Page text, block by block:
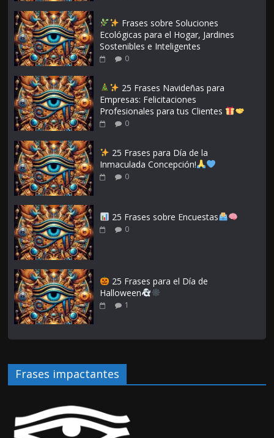
Frases sobre Soluciones
Ecológicas para el Hogar, Jardines
Sostenibles e Inteligentes
0
25 Frases Navideñas para
Empresas: Felicitaciones
Profesionales para tus Clientes
0
25 Frases para Día de la
Inmaculada Concepción!
0
25 Frases sobre Encuestas
0
25 Frases para el Día de
Halloween
1
Frases impactantes